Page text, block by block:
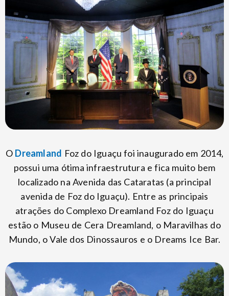
O Dreamland Foz do Iguaçu foi inaugurado em 2014,
possui uma ótima infraestrutura e fica muito bem
localizado na Avenida das Cataratas (a principal
avenida de Foz do Iguaçu). Entre as principais
atrações do Complexo Dreamland Foz do Iguaçu
estão o Museu de Cera Dreamland, o Maravilhas do
Mundo, o Vale dos Dinossauros e o Dreams Ice Bar.